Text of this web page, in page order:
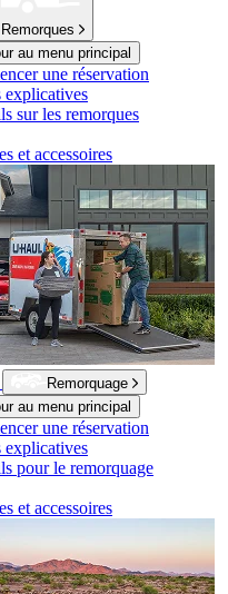
Remorques
au menu principal
une réservation
explicatives
sur les remorques
et accessoires
Remorquage
au menu principal
une réservation
explicatives
pour le remorquage
et accessoires